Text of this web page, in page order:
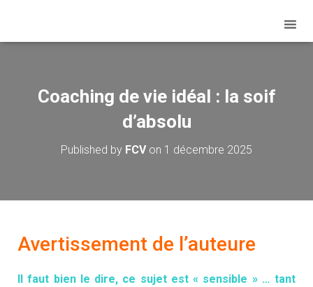
Coaching de vie idéal : la soif
d’absolu
Published by FCVon 1 décembre 2025
Avertissement de l’auteure
Il faut bien le dire, ce sujet est « sensible » … tant